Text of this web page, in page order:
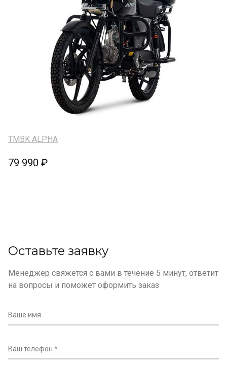
TMBK ALPHA
79 990 ₽
Оставьте заявку
Менеджер свяжется с вами в течение 5 минут, ответит
на вопросы и поможет оформить заказ
Ваше имя
Ваш телефон